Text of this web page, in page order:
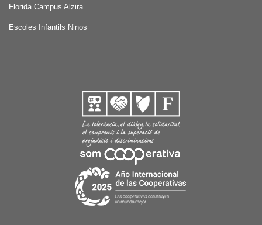
Florida Campus Alzira
Escoles Infantils Ninos